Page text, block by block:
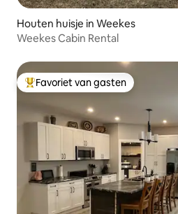
Houten huisje in Weekes
Weekes Cabin Rental
Topfavoriet van gasten
Favoriet van gasten